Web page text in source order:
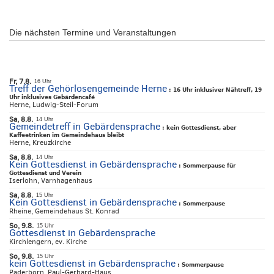
Die nächsten Termine und Veranstaltungen
Fr, 7.8. 16 Uhr
Treff der Gehörlosengemeinde Herne : 16 Uhr inklusiver Nähtreff, 19
Uhr inklusives Gebärdencafé
Herne, Ludwig-Steil-Forum
Sa, 8.8. 14 Uhr
Gemeindetreff in Gebärdensprache : kein Gottesdienst, aber
Kaffeetrinken im Gemeindehaus bleibt
Herne, Kreuzkirche
Sa, 8.8. 14 Uhr
Kein Gottesdienst in Gebärdensprache : Sommerpause für
Gottesdienst und Verein
Iserlohn, Varnhagenhaus
Sa, 8.8. 15 Uhr
Kein Gottesdienst in Gebärdensprache : Sommerpause
Rheine, Gemeindehaus St. Konrad
So, 9.8. 15 Uhr
Gottesdienst in Gebärdensprache
Kirchlengern, ev. Kirche
So, 9.8. 15 Uhr
kein Gottesdienst in Gebärdensprache : Sommerpause